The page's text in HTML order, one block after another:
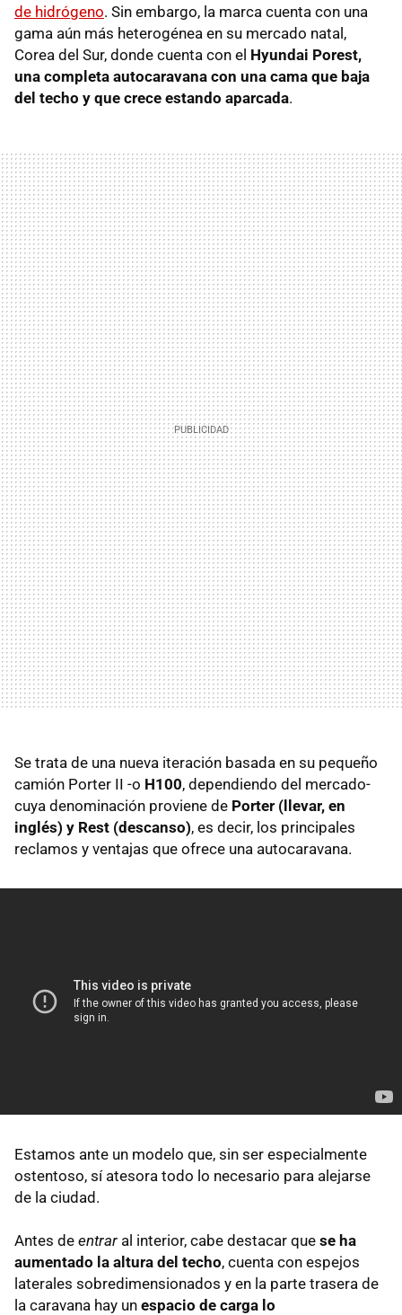
de hidrógeno. Sin embargo, la marca cuenta con una
gama aún más heterogénea en su mercado natal,
Corea del Sur, donde cuenta con el Hyundai Porest,
una completa autocaravana con una cama que baja
del techo y que crece estando aparcada.
Se trata de una nueva iteración basada en su pequeño
camión Porter II -o H100, dependiendo del mercado-
cuya denominación proviene de Porter (llevar, en
inglés) y Rest (descanso), es decir, los principales
reclamos y ventajas que ofrece una autocaravana.
Estamos ante un modelo que, sin ser especialmente
ostentoso, sí atesora todo lo necesario para alejarse
de la ciudad.
Antes de entrar al interior, cabe destacar que se ha
aumentado la altura del techo, cuenta con espejos
laterales sobredimensionados y en la parte trasera de
la caravana hay un espacio de carga lo